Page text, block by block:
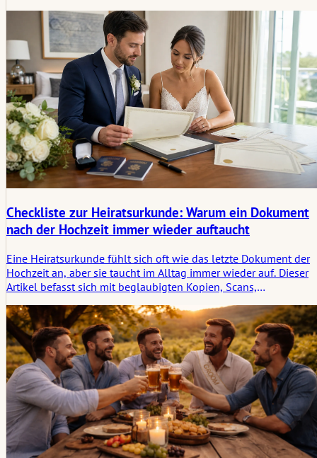
zusammenfinden, begleitet der Anzug den Tag unauffällig und
lässt Raum für Präsenz.
Checkliste zur Heiratsurkunde: Warum ein Dokument
nach der Hochzeit immer wieder auftaucht
Eine Heiratsurkunde fühlt sich oft wie das letzte Dokument der
Hochzeit an, aber sie taucht im Alltag immer wieder auf. Dieser
Artikel befasst sich mit beglaubigten Kopien, Scans,
Bankgeschäften, Versicherungen und der stillen Spur, die ein
Dokument nach der Feier hinterlässt.